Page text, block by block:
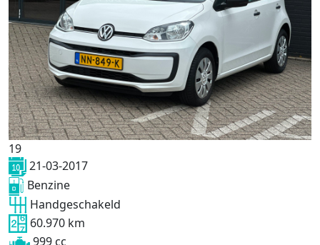
19
21-03-2017
Benzine
Handgeschakeld
60.970 km
999 cc